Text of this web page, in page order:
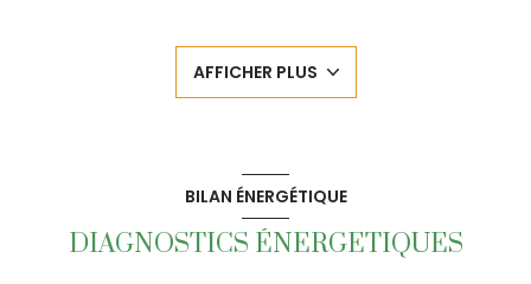
et des rangements, ainsi qu'une salle d'eau rénovée avec
Aucuns travaux à prévoir
72 bis rue de la porte 29 200 BREST
7 rue du Penquer PLABENNEC
AFFICHER PLUS
BILAN ÉNERGÉTIQUE
DIAGNOSTICS ÉNERGETIQUES